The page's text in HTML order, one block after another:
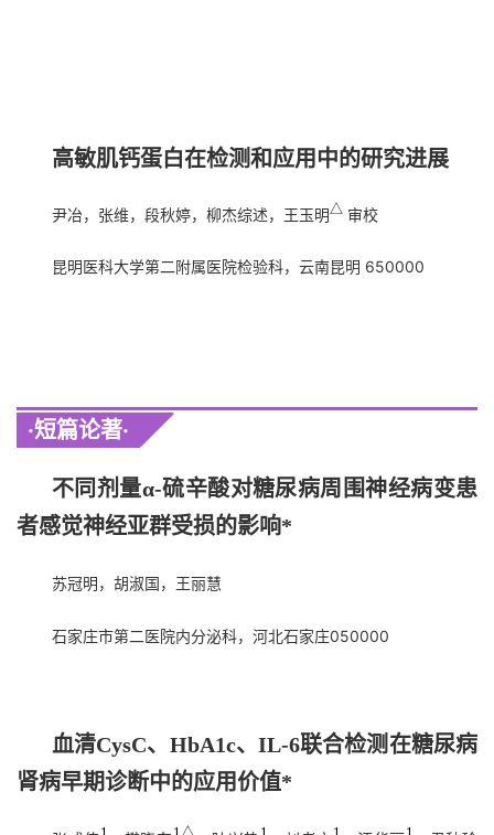
高敏肌钙蛋白在检测和应用中的研究进展
尹冶，张维，段秋婷，柳杰综述，王玉明△ 审校
昆明医科大学第二附属医院检验科，云南昆明 650000
·短篇论著·
不同剂量α-硫辛酸对糖尿病周围神经病变患
者感觉神经亚群受损的影响*
苏冠明，胡淑国，王丽慧
石家庄市第二医院内分泌科，河北石家庄050000
血清CysC、 HbA1c、 IL-6联合检测在糖尿病
肾病早期诊断中的应用价值*